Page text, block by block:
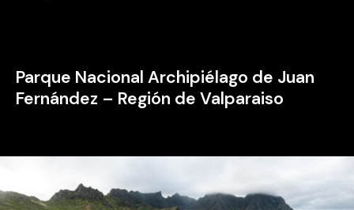
Parque Nacional Archipiélago de Juan
Fernández – Región de Valparaiso